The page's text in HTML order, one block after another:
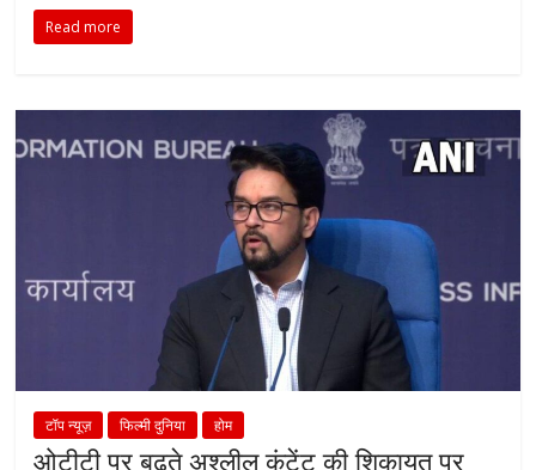
Read more
टॉप न्यूज़ फिल्मी दुनिया होम
ओटीटी पर बढ़ते अश्लील कंटेंट की शिकायत पर